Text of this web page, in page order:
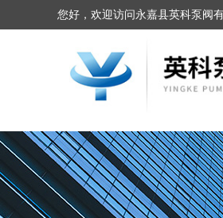
您好，欢迎访问永嘉县英科泵阀